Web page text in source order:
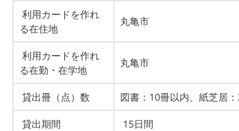
利用カードを作れ
る在住地
丸亀市
利用カードを作れ
る在勤・在学地
丸亀市
貸出冊（点）数 図書：10冊以内、紙芝居
貸出期間 15日間